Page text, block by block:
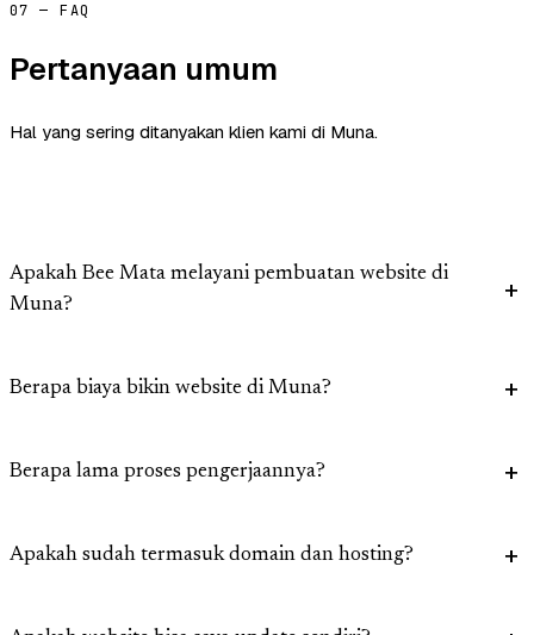
07 — FAQ
Pertanyaan umum
Hal yang sering ditanyakan klien kami di Muna.
Apakah Bee Mata melayani pembuatan website di
Muna?
Berapa biaya bikin website di Muna?
Berapa lama proses pengerjaannya?
Apakah sudah termasuk domain dan hosting?